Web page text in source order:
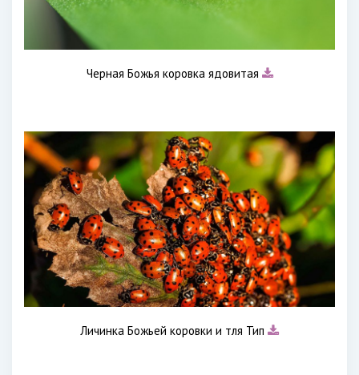
Черная Божья коровка ядовитая
Личинка Божьей коровки и тля Тип